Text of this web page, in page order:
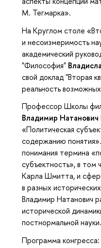
М. Тегмарка».
На Круглом столе
и несоизмеримость
академический
"Философия"
свой доклад "Вторая
реальность
Профессор Школы
Владимир
«Политическая
содержанию
понимания термина
субъектность», в том
Карла Шмитта, и
в разных
Владимир Натанович
исторической
постнормальной науки.
Программа конгресса: